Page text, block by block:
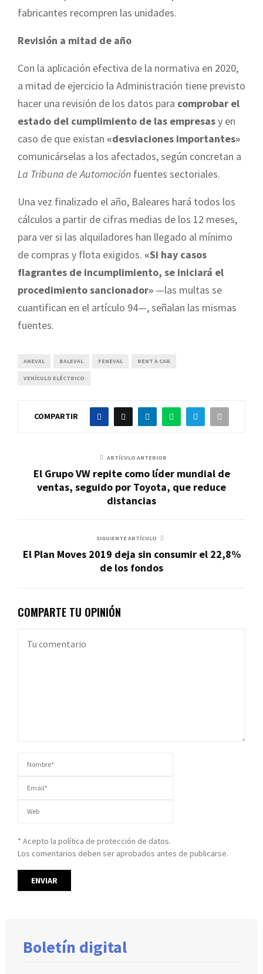
fabricantes recompren las unidades.
Revisión a mitad de año
Con la aplicación efectiva de la normativa en 2020,
a mitad de ejercicio la Administración tiene previsto
hacer una revisión de los datos para comprobar el
estado del cumplimiento de las empresasy en
caso de que existan «desviaciones importantes»
comunicárselas a los afectados, según concretan a
La Tribuna de Automoción fuentes sectoriales.
Una vez finalizado el año, Baleares hará todos los
cálculos a partir de cifras medias de los 12 meses,
para ver si las alquiladores han llegado al mínimo
de compras y flota exigidos. «Si hay casos
flagrantes de incumplimiento, se iniciará el
procedimiento sancionador» —las multas se
cuantifican en el artículo 94—, señalan las mismas
fuentes.
ANEVAL BALEVAL FENEVAL RENT A CAR
VEHÍCULO ELÉCTRICO
COMPARTIR
ARTÍCULO ANTERIOR
El Grupo VW repite como líder mundial de
ventas, seguido por Toyota, que reduce
distancias
SIGUIENTE ARTÍCULO
El Plan Moves 2019 deja sin consumir el 22,8%
de los fondos
COMPARTE TU OPINIÓN
* Acepto la política de protección de datos.
Los comentarios deben ser aprobados antes de publicarse.
Boletín digital